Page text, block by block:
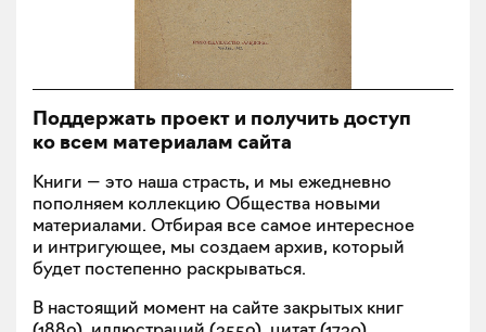
Поддержать проект и получить доступ
ко всем материалам сайта
Книги — это наша страсть, и мы ежедневно
пополняем коллекцию Общества новыми
материалами. Отбирая все самое интересное
и интригующее, мы создаем архив, который
будет постепенно раскрываться.
В настоящий момент на сайте закрытых книг